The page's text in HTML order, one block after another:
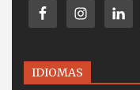
IDIOMAS